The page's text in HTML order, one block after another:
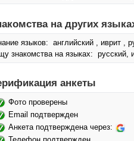
на других
языков: английский , иврит ,
знакомства на языках: русский,
анкеты
Фото проверены
Email подтвержден
Анкета подтверждена через: